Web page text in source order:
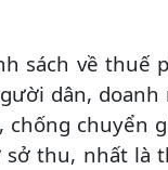
sách về
dân,
chuyển
thu, nhất là